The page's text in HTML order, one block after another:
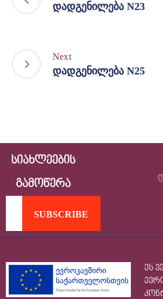
დადგენილება N23
Next
დადგენილება N25
სიახლეების
გამოწერა
ეს